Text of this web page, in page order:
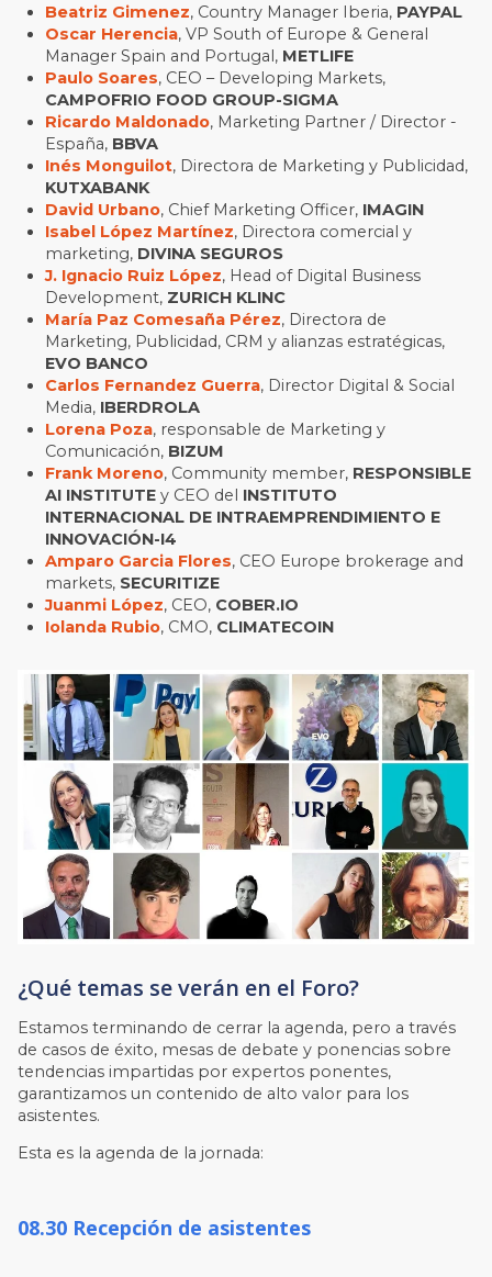
Beatriz Gimenez, Country Manager Iberia, PAYPAL
Oscar Herencia, VP South of Europe & General
Manager Spain and Portugal, METLIFE
Paulo Soares, CEO – Developing Markets,
CAMPOFRIO FOOD GROUP-SIGMA
Ricardo Maldonado, Marketing Partner / Director -
España, BBVA
Inés Monguilot, Directora de Marketing y Publicidad,
KUTXABANK
David Urbano, Chief Marketing Officer, IMAGIN
Isabel López Martínez, Directora comercial y
marketing, DIVINA SEGUROS
J. Ignacio Ruiz López, Head of Digital Business
Development, ZURICH KLINC
María Paz Comesaña Pérez, Directora de
Marketing, Publicidad, CRM y alianzas estratégicas,
EVO BANCO
Carlos Fernandez Guerra, Director Digital & Social
Media, IBERDROLA
Lorena Poza, responsable de Marketing y
Comunicación, BIZUM
Frank Moreno, Community member, RESPONSIBLE
AI INSTITUTEy CEO del INSTITUTO
INTERNACIONAL DE INTRAEMPRENDIMIENTO E
INNOVACIÓN-I4
Amparo Garcia Flores, CEO Europe brokerage and
markets, SECURITIZE
Juanmi López, CEO, COBER.IO
Iolanda Rubio, CMO, CLIMATECOIN
¿Qué temas se verán en el Foro?
Estamos terminando de cerrar la agenda, pero a través
de casos de éxito, mesas de debate y ponencias sobre
tendencias impartidas por expertos ponentes,
garantizamos un contenido de alto valor para los
asistentes.
Esta es la agenda de la jornada:
08.30 Recepción de asistentes